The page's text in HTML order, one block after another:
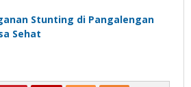
Stunting di Pangalengan
Sehat